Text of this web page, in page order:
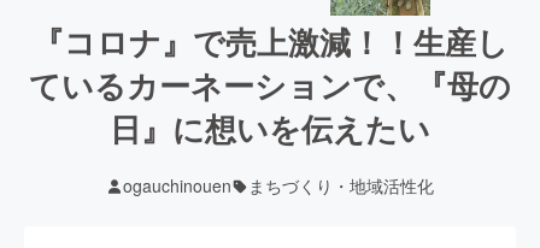
『コロナ』で売上激減！！生産し
ているカーネーションで、『母の
日』に想いを伝えたい
ogauchinouen まちづくり・地域活性化